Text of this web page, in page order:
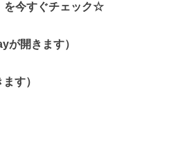
を今すぐチェック☆
が開きます）
す）